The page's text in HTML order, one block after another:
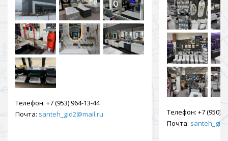
Телефон: +7 (953) 964-13-44
Почта: santeh_gid2@mail.ru Телефон: +7 (950)
Почта: